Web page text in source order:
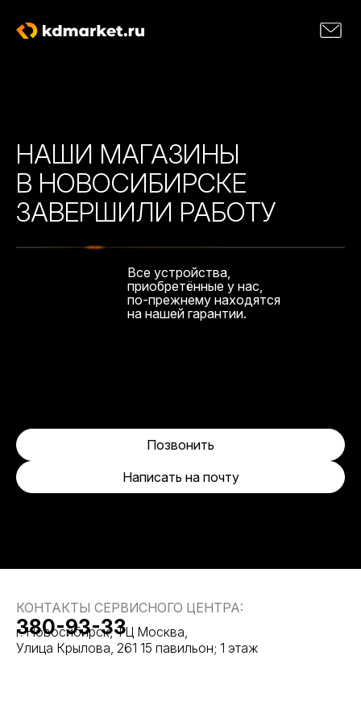
НАШИ МАГАЗИНЫ
В НОВОСИБИРСКЕ
ЗАВЕРШИЛИ РАБОТУ
Все устройства,
приобретённые у нас,
по-прежнему находятся
на нашей гарантии.
Написать на почту
Позвонить
КОНТАКТЫ СЕРВИСНОГО ЦЕНТРА:
г. Новосибирск, ТЦ Москва,
Улица Крылова, 261 15 павильон; 1 этаж
380-93-33